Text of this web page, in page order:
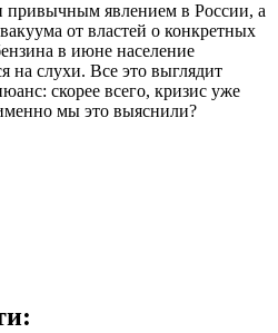
привычным явлением в России, а
от властей о конкретных
в июне население
на слухи. Все это выглядит
скорее всего, кризис уже
мы это выяснили?